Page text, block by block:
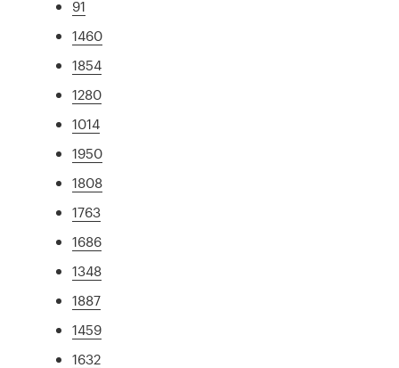
91
1460
1854
1280
1014
1950
1808
1763
1686
1348
1887
1459
1632